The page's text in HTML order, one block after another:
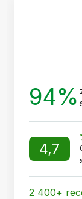
94%
4,7
2 400+